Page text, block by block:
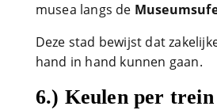
musea langs de
Deze stad bewijst dat
hand in hand kunnen gaan.
6.) Keulen per trein